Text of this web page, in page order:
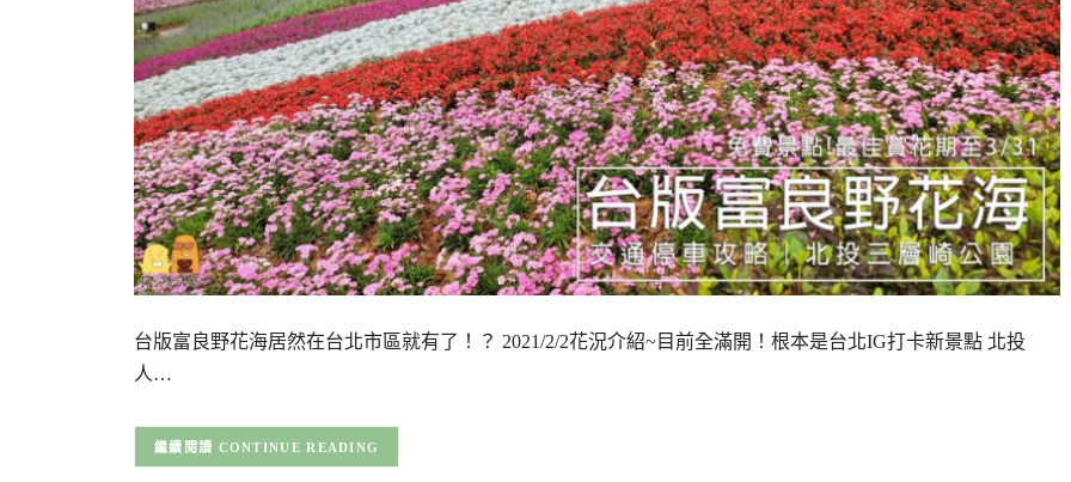
台版富良野花海居然在台北市區就有了！？ 2021/2/2花況介紹~目前全滿開！根本是台北IG打卡新景點 北投
人…
CONTINUE READING